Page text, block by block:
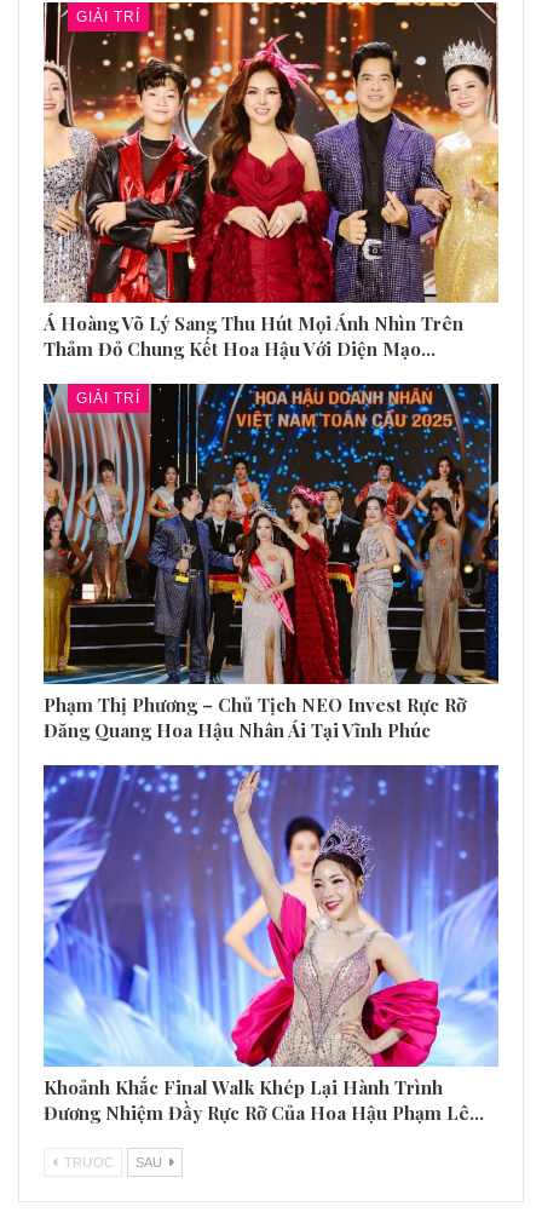
GIẢI TRÍ
Á Hoàng Võ Lý Sang Thu Hút Mọi Ánh Nhìn Trên
Thảm Đỏ Chung Kết Hoa Hậu Với Diện Mạo…
GIẢI TRÍ
Phạm Thị Phương – Chủ Tịch NEO Invest Rực Rỡ
Đăng Quang Hoa Hậu Nhân Ái Tại Vĩnh Phúc
Khoảnh Khắc Final Walk Khép Lại Hành Trình
Đương Nhiệm Đầy Rực Rỡ Của Hoa Hậu Phạm Lê…
TRƯƠC SAU